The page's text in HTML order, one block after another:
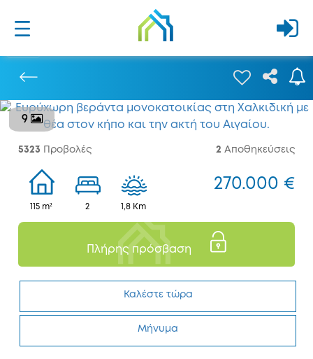
9
5323 Προβολές 2 Αποθηκεύσεις
115 m² 2 1,8 Km
270.000 €
Πλήρης πρόσβαση
Καλέστε τώρα
Μήνυμα